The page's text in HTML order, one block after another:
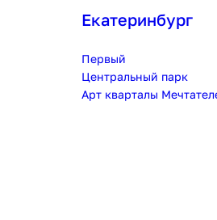
Екатеринбург
Первый
Центральный парк
Арт кварталы